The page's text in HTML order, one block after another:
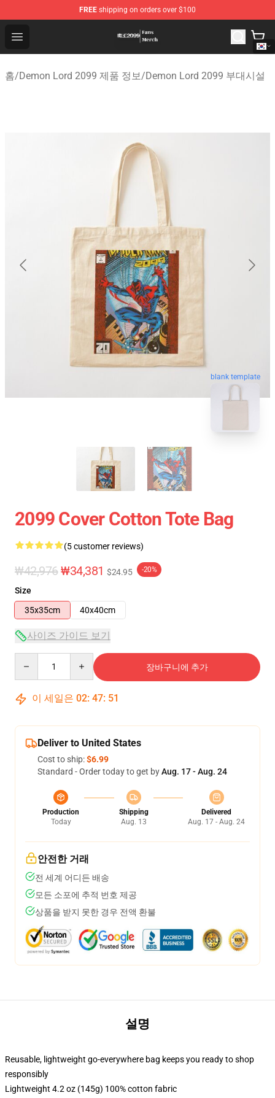
FREE shipping on orders over $100
Open menu
Demon Lord 2099 Store - Official Demon Lord 2099
홈/Demon Lord 2099 제품 정보/Demon Lord 2099 부대시설
blank template
2099 Cover Cotton Tote Bag
(5 customer reviews)
₩42,976₩34,381 $24.95 -20%
Size
35x35cm
40x40cm
사이즈 가이드 보기
장바구니에 추가
이 세일은 02: 47: 50
Deliver to United States
Cost to ship:$6.99
Standard - Order today to get byAug. 17 - Aug. 24
Production
Today
Shipping
Aug. 13
Delivered
Aug. 17 - Aug. 24
안전한 거래
전 세계 어디든 배송
모든 소포에 추적 번호 제공
상품을 받지 못한 경우 전액 환불
설명
Reusable, lightweight go-everywhere bag keeps you ready to shop
responsibly
Lightweight 4.2 oz (145g) 100% cotton fabric